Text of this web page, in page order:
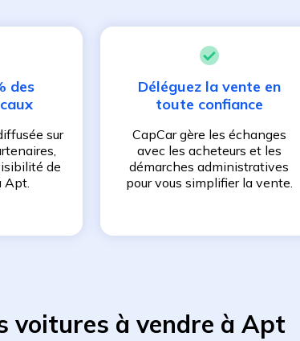
des
sur
de
Apt.
Déléguez la vente en
toute confiance
CapCar gère les échanges
avec les acheteurs et les
démarches administratives
pour vous simplifier la vente.
voitures à vendre à Apt